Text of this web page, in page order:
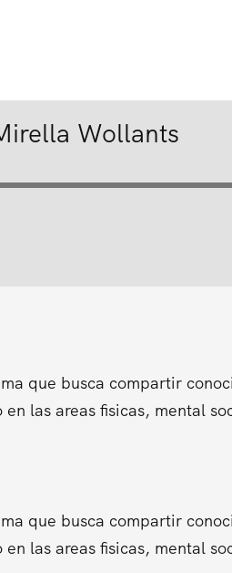
Wollants
que busca compartir
las areas fisicas, mental
que busca compartir
las areas fisicas, mental